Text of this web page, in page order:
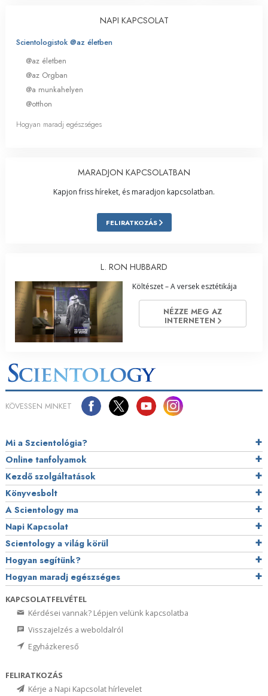
NAPI KAPCSOLAT
Scientologistok @az életben
@az életben
@az Orgban
@a munkahelyen
@otthon
Hogyan maradj egészséges
MARADJON KAPCSOLATBAN
Kapjon friss híreket, és maradjon kapcsolatban.
FELIRATKOZÁS
L. RON HUBBARD
Költészet – A versek esztétikája
NÉZZE MEG AZ
INTERNETEN
KÖVESSEN MINKET
Mi a Szcientológia?
Online tanfolyamok
Kezdő szolgáltatások
Könyvesbolt
A Scientology ma
Napi Kapcsolat
Scientology a világ körül
Hogyan segítünk?
Hogyan maradj egészséges
KAPCSOLATFELVÉTEL
Kérdései vannak? Lépjen velünk kapcsolatba
Visszajelzés a weboldalról
Egyházkereső
FELIRATKOZÁS
Kérje a Napi Kapcsolat hírlevelet